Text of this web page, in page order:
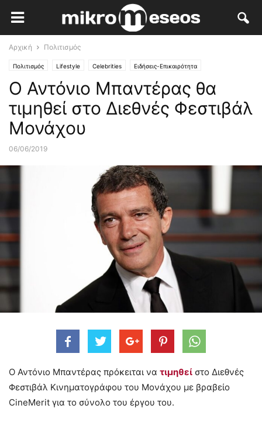
Αρχική Πολιτισμός
Πολιτισμός Lifestyle Celebrities Ειδήσεις-Επικαιρότητα
Ο Αντόνιο Μπαντέρας θα
τιμηθεί στο Διεθνές Φεστιβάλ
Μονάχου
06/06/2019
Ο Αντόνιο Μπαντέρας πρόκειται να τιμηθεί στο Διεθνές
Φεστιβάλ Κινηματογράφου του Μονάχου με βραβείο
CineMerit για το σύνολο του έργου του.